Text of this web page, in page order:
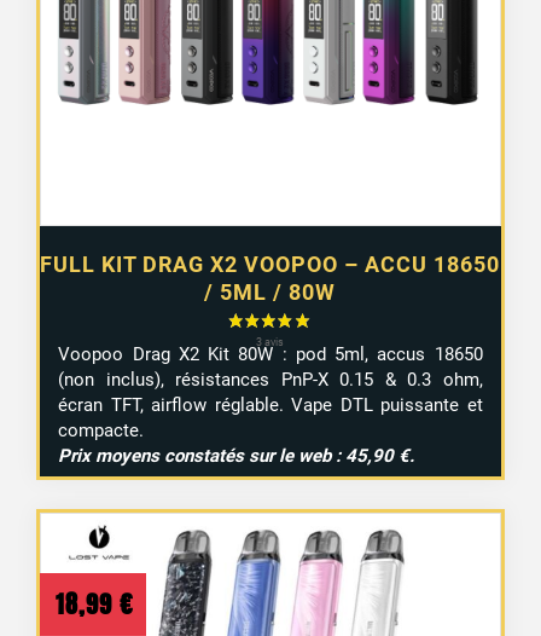
1 avis
FULL KIT DRAG X2 VOOPOO – ACCU 18650
/ 5ML / 80W
Voopoo Drag X2 Kit 80W : pod 5ml,accus 18650
(non inclus), résistances PnP-X0.15 &0.3 ohm,
écran TFT,airflow réglable.Vape DTL puissante et
compacte.
Prix moyens constatés surle web : 45,90 €.
18,99 €